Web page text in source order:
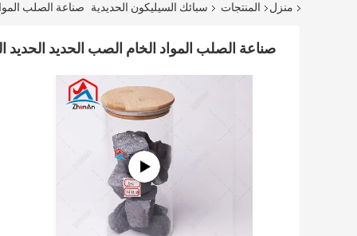
منزل المنتجات سبائك السيليكون الحديدية صناعة الصلب المواد الخام
صناعة الصلب المواد الخام الصب الحديد الحديد السيليكون 65 الحديد السيليكون